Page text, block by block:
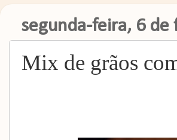
segunda-feira, 6
Mix de grãos